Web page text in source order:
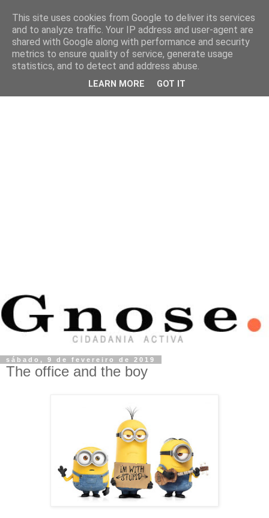
sábado, 9 de fevereiro de 2019
The office and the boy
This site uses cookies from Google to deliver its services
and to analyze traffic. Your IP address and user-agent are
shared with Google along with performance and security
metrics to ensure quality of service, generate usage
statistics, and to detect and address abuse.
LEARN MORE GOT IT